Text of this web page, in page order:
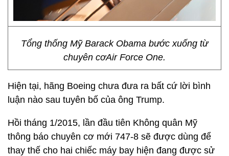
Tổng thống Mỹ Barack Obama bước xuống từ
chuyên cơAir Force One.
Hiện tại, hãng Boeing chưa đưa ra bất cứ lời bình
luận nào sau tuyên bố của ông Trump.
Hồi tháng 1/2015, lần đầu tiên Không quân Mỹ
thông báo chuyên cơ mới 747-8 sẽ được dùng để
thay thế cho hai chiếc máy bay hiện đang được sử